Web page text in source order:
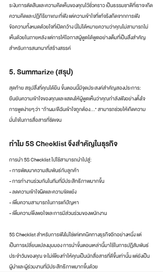
ระงับการตัดสินและความคิดเห็นของคุณไว้ชั่วคราว เป็นธรรมชาติที่เราจะเกิด
ความคิดและปฏิกิริยาขณะที่ฟัง แต่ความเข้าใจที่แท้จริงเกิดจากการฟัง
ข้อความทั้งหมดด้วยใจที่เปิดกว้าง นี่ไม่ได้หมายความว่าคุณไม่สามารถไม่
เห็นด้วยในภายหลัง แต่การให้โอกาสผู้พูดได้พูดอย่างเต็มที่เป็นสิ่งสำคัญ
สำหรับการสนทนาที่สร้างสรรค์
5. Summarize (สรุป)
สุดท้าย สรุปสิ่งที่คุณได้ยิน ขั้นตอนนี้มีจุดประสงค์สำคัญสองประการ:
ยืนยันความเข้าใจของคุณและแสดงให้ผู้พูดเห็นว่าคุณกำลังฟังอย่างตั้งใจ
การพูดง่ายๆ ว่า "ถ้าผม/ดิฉันเข้าใจถูกต้อง..." สามารถช่วยให้เกิดความ
มั่นใจในการสื่อสารที่ชัดเจน
ทำไม 5S Checklist จึงสำคัญในธุรกิจ
การนำ 5S Checklist ไปใช้สามารถนำไปสู่:
- การพัฒนาความสัมพันธ์กับลูกค้า
- การทำงานร่วมกันในทีมที่มีประสิทธิภาพมากขึ้น
- ลดความเข้าใจผิดและความขัดแย้ง
- เพิ่มความสามารถในการแก้ปัญหา
- เพิ่มความพึงพอใจและการมีส่วนร่วมของพนักงาน
5S Checklist สำหรับการฟังไม่ใช่แค่เทคนิคทางธุรกิจอีกอย่างหนึ่ง แต่
เป็นการเปลี่ยนแปลงมุมมอง การนำขั้นตอนเหล่านี้มาใช้ในการปฏิสัมพันธ์
ประจำวันของคุณ จะไม่เพียงทำให้คุณเป็นนักสื่อสารที่ดีขึ้นเท่านั้น แต่ยังเป็น
ผู้นำและผู้ร่วมงานที่มีประสิทธิภาพมากขึ้นด้วย